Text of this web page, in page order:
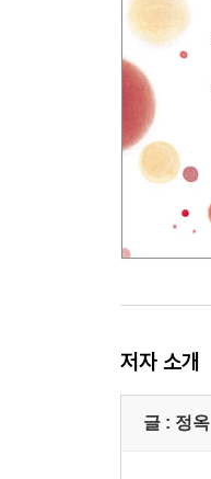
저자 소개
글 : 정옥